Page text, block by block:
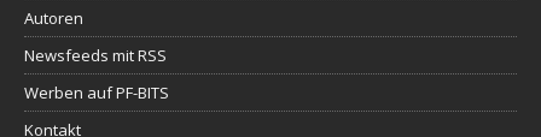
Autoren
Newsfeeds mit RSS
Werben auf PF-BITS
Kontakt